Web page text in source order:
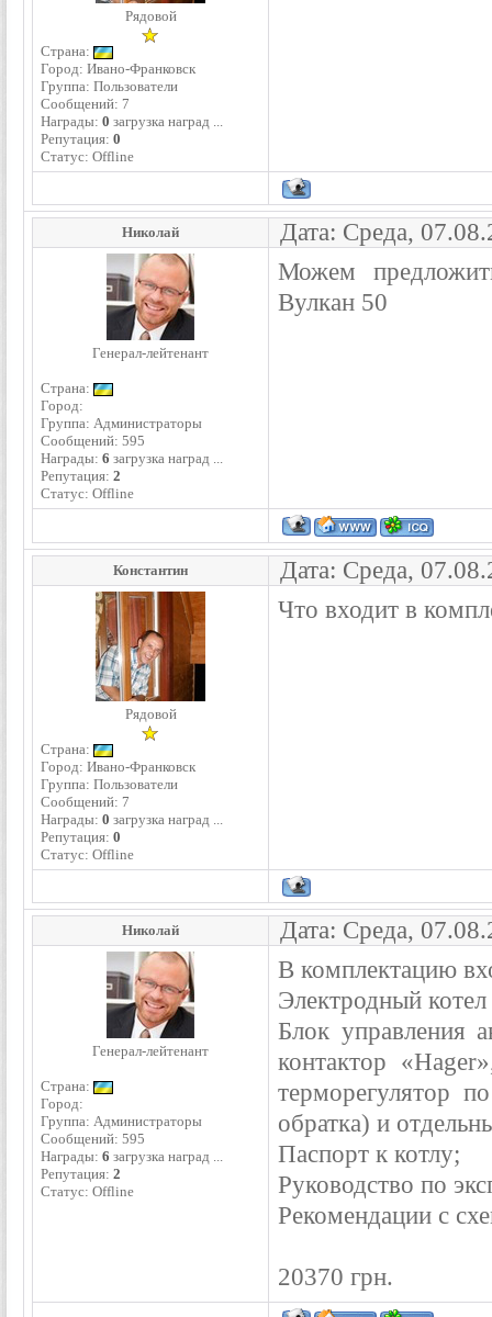
Рядовой
Страна:
Город: Ивано-Франковск
Группа: Пользователи
Сообщений: 7
Награды: 0 загрузка наград ...
Репутация: 0
Статус: Offline
Николай Дата: Среда,
Генерал-лейтенант
Страна:
Город:
Группа: Администраторы
Сообщений: 595
Награды: 6 загрузка наград ...
Репутация: 2
Статус: Offline
Можем
Вулкан 50
Константин Дата: Среда,
Рядовой
Страна:
Город: Ивано-Франковск
Группа: Пользователи
Сообщений: 7
Награды: 0 загрузка наград ...
Репутация: 0
Статус: Offline
Что входит в
Николай Дата: Среда,
Генерал-лейтенант
Страна:
Город:
Группа: Администраторы
Сообщений: 595
Награды: 6 загрузка наград ...
Репутация: 2
Статус: Offline
В комплектацию
Электродный
Блок управления
контактор
терморегулятор
обратка) и
Паспорт к котлу;
Руководство по
Рекомендации с
20370 грн.